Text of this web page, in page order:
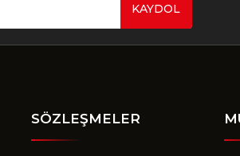
KAYDOL
SÖZLEŞMELER